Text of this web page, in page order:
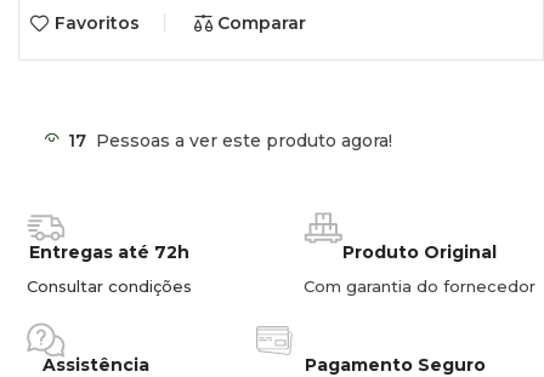
Favoritos Comparar
17 Pessoas a ver este produto agora!
Entregas até 72h
Consultar condições
Produto Original
Com garantia do fornecedor
Assistência Pagamento Seguro